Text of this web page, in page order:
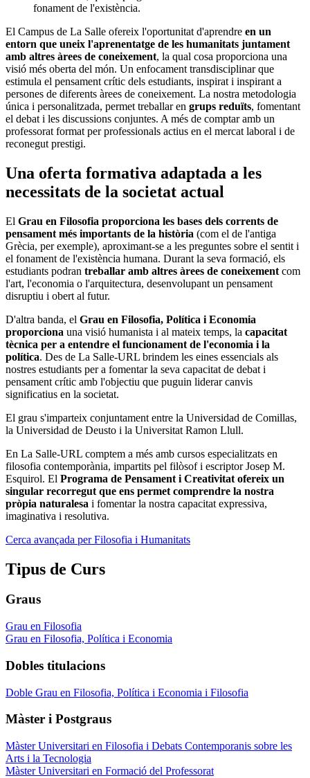
fonament de l'existència.
El Campus de La Salle ofereix l'oportunitat d'aprendre en un
entorn que uneix l'aprenentatge de les humanitats juntament
amb altres àrees de coneixement, la qual cosa proporciona una
visió més oberta del món. Un enfocament transdisciplinar que
estimula el pensament crític dels estudiants, inspirat i inspirant a
persones de diferents àrees de coneixement. La nostra metodologia
única i personalitzada, permet treballar en grups reduïts, fomentant
el debat i les discussions conjuntes. A més de comptar amb un
professorat format per professionals actius en el mercat laboral i de
reconegut prestigi.
Una oferta formativa adaptada a les
necessitats de la societat actual
El Grau en Filosofia proporciona les bases dels corrents de
pensament més importants de la història (com el de l'antiga
Grècia, per exemple), aproximant-se a les preguntes sobre el sentit i
el fonament de l'existència humana. Durant la seva formació, els
estudiants podran treballar amb altres àrees de coneixement com
l'art, l'economia o l'arquitectura, desenvolupant un pensament
disruptiu i obert al futur.
D'altra banda, el Grau en Filosofia, Política i Economia
proporciona una visió humanista i al mateix temps, la capacitat
tècnica per a entendre el funcionament de l'economia i la
política. Des de La Salle-URL brindem les eines essencials als
nostres estudiants per a fomentar la seva capacitat de debat i
pensament crític amb l'objectiu que puguin liderar canvis
significatius en la societat.
El grau s'imparteix conjuntament entre la Universidad de Comillas,
la Universidad de Deusto i la Universitat Ramon Llull.
En La Salle-URL comptem a més amb cursos especialitzats en
filosofia contemporània, impartits pel filòsof i escriptor Josep M.
Esquirol. El Programa de Pensament i Creativitat ofereix un
singular recorregut que ens permet comprendre la nostra
pròpia naturalesa i fomentar la nostra capacitat expressiva,
imaginativa i resolutiva.
Cerca avançada per Filosofia i Humanitats
Tipus de Curs
Graus
Grau en Filosofia
Grau en Filosofia, Política i Economia
Dobles titulacions
Doble Grau en Filosofia, Política i Economia i Filosofia
Màster i Postgraus
Màster Universitari en Filosofia i Debats Contemporanis sobre les
Arts i la Tecnologia
Màster Universitari en Formació del Professorat